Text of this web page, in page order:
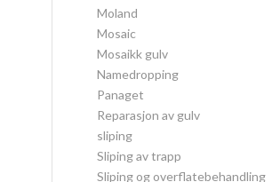
Moland
Mosaic
Mosaikk gulv
Namedropping
Panaget
Reparasjon av gulv
sliping
Sliping av trapp
Sliping og overflatebehandling